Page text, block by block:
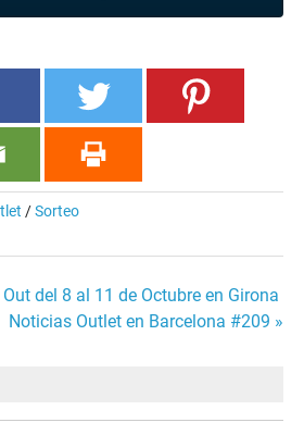
/Sorteo
del 8 al 11 de Octubre en Girona
Noticias Outlet en Barcelona #209 »